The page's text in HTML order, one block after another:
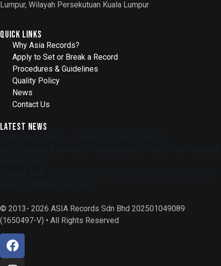
Lumpur, Wilayah Persekutuan Kuala Lumpur
Quick Links
Why Asia Records?
Apply to Set or Break a Record
Procedures & Guidelines
Quality Policy
News
Contact Us
Latest News
© 2013- 2026 ASIA Records Sdn Bhd 202501049089
(1650497-V) • All Rights Reserved